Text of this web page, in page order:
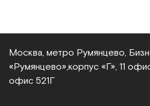
Москва, метро Румянцево,
«Румянцево», корпус «Г», 11
офис 521Г